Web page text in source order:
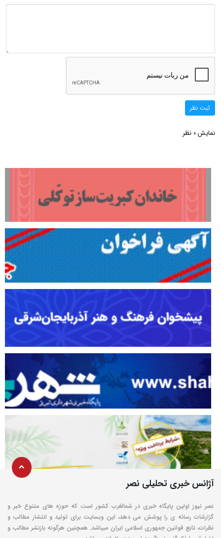
ثبت نظر
نمایش 0 نظر
آژانس خبری تحلیلی نصر
نصر نیوز اولین پایگاه خبری در شمالغرب کشور است که حوزه های متنوع خبر و
گزارشات رسانه ی را پوشش می دهد، این وبسایت برای تولید و انتشار مطالب و
نظرات، تابع قوانین جمهوری اسلامی ایران میباشد. همچنین هرگونه بازنشر مطالب و